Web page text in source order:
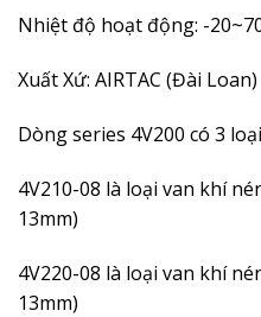
Nhiệt độ hoạt động: -
Xuất Xứ: AIRTAC (Đài Loan)
Dòng series 4V200 có 3
4V210-08 là loại van khí
13mm)
4V220-08 là loại van khí
13mm)